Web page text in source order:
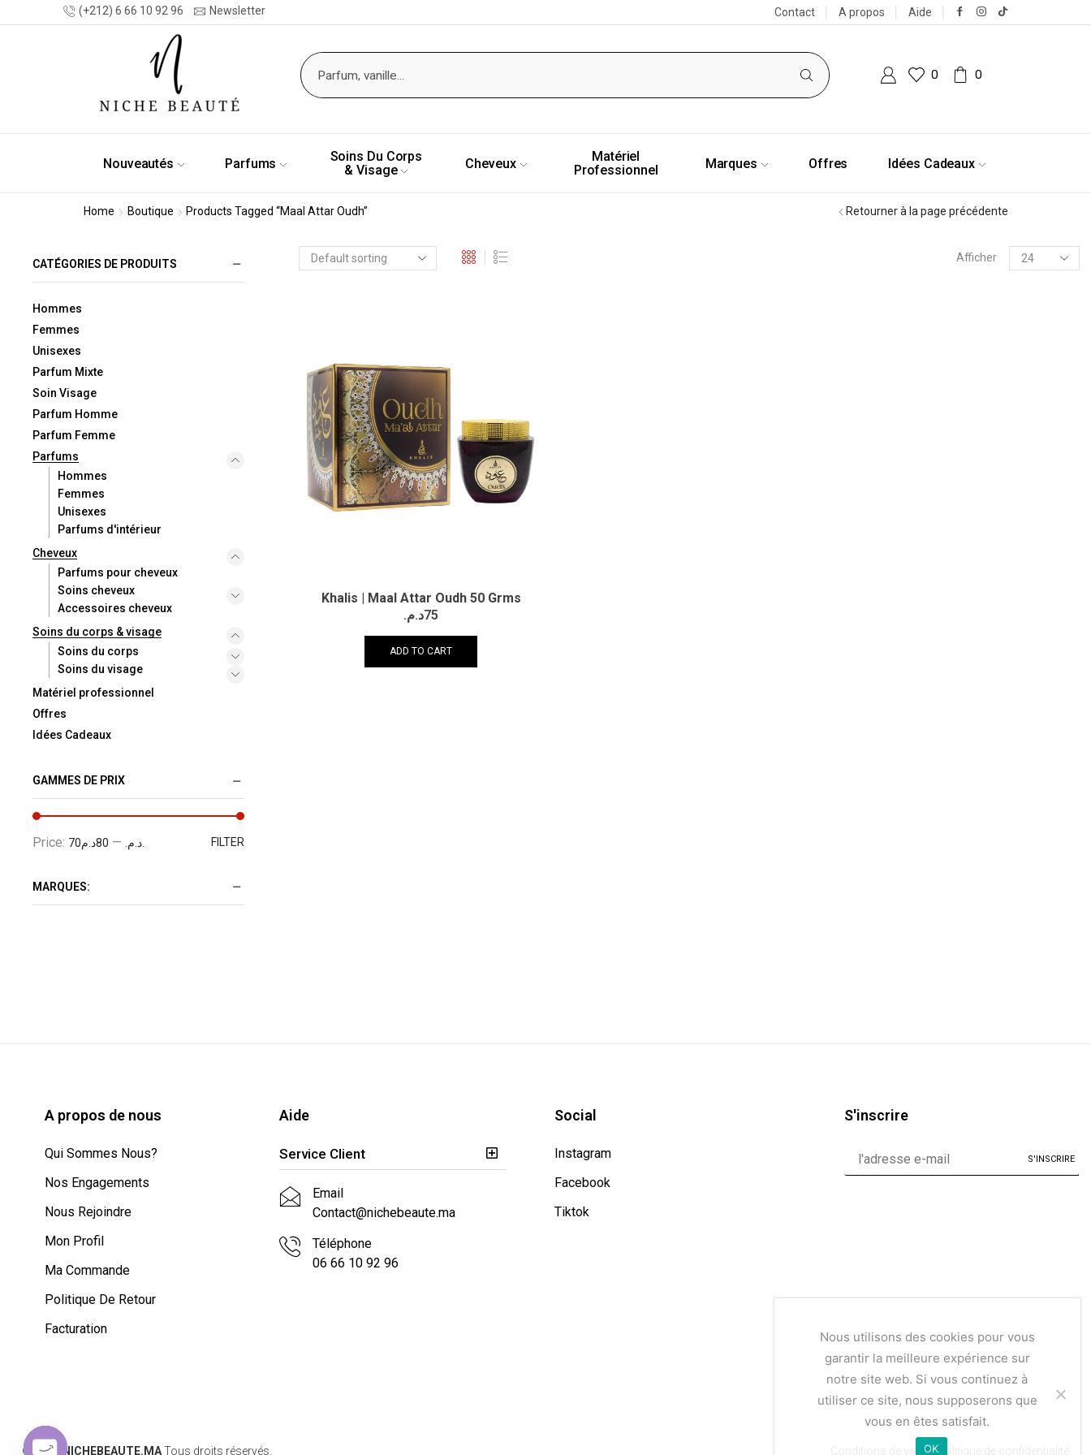
(+212) 6 66 10 92 96 Newsletter Contact A propos Aide
0 0
Nouveautés Parfums
Soins Du Corps
& Visage
Cheveux
Matériel
Professionnel
Marques Offres Idées Cadeaux
Home Boutique Products Tagged “Maal Attar Oudh” Retourner à la page précédente
Afficher
Khalis | Maal Attar Oudh 50 Grms
75د.م.
ADD TO CART
CATÉGORIES DE PRODUITS
Hommes
Femmes
Unisexes
Parfum Mixte
Soin Visage
Parfum Homme
Parfum Femme
Parfums
Hommes
Femmes
Unisexes
Parfums d'intérieur
Cheveux
Parfums pour cheveux
Soins cheveux
Accessoires cheveux
Soins du corps & visage
Soins du corps
Soins du visage
Matériel professionnel
Offres
Idées Cadeaux
GAMMES DE PRIX
FILTER
Price: 70د.م. —
MARQUES:
A propos de nous
Qui Sommes Nous?
Nos Engagements
Nous Rejoindre
Mon Profil
Ma Commande
Politique De Retour
Facturation
Aide
Service Client
Email
Contact@nichebeaute.ma
Téléphone
06 66 10 92 96
Social
Instagram
Facebook
Tiktok
S'inscrire
© 2024 NICHEBEAUTE.MATous droits réservés. Conditions de vente | Politique de confidentialité
Nous utilisons des cookies pour vous
garantir la meilleure expérience sur
notre site web. Si vous continuez à
utiliser ce site, nous supposerons que
vous en êtes satisfait.
OK